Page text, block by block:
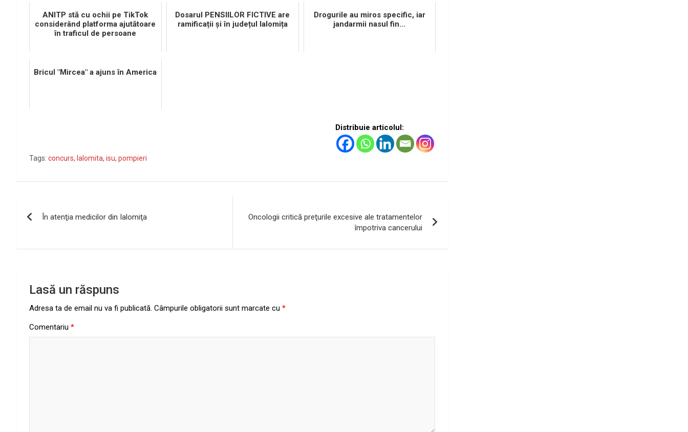
ANITP stă cu ochii pe TikTok
considerând platforma ajutătoare
în traficul de persoane
Dosarul PENSIILOR FICTIVE are
ramificații și în județul Ialomița
Drogurile au miros specific, iar
jandarmii nasul fin...
Bricul "Mircea" a ajuns în America
Distribuie articolul:
Tags: concurs, Ialomita, isu, pompieri
articole
În atenţia medicilor din Ialomiţa
Oncologii critică preţurile excesive ale tratamentelor
împotriva cancerului
Lasă un răspuns
Adresa ta de email nu va fi publicată. Câmpurile obligatorii sunt marcate cu *
Comentariu *